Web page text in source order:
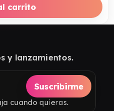
carrito
y lanzamientos.
Suscribirme
cuando quieras.